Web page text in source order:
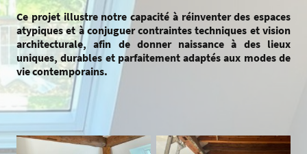
Ce projet illustre notre capacité à réinventer des espaces
atypiques et à conjuguer contraintes techniques et vision
architecturale, afin de donner naissance à des lieux
uniques, durables et parfaitement adaptés aux modes de
vie contemporains.